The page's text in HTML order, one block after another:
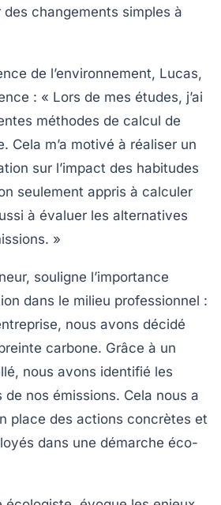
changements simples à
de l’environnement, Lucas,
: « Lors de mes études, j’ai
méthodes de calcul de
Cela m’a motivé à réaliser un
sur l’impact des habitudes
seulement appris à calculer
à évaluer les alternatives
»
souligne l’importance
dans le milieu professionnel :
nous avons décidé
carbone. Grâce à un
nous avons identifié les
nos émissions. Cela nous a
place des actions concrètes et
dans une démarche éco-